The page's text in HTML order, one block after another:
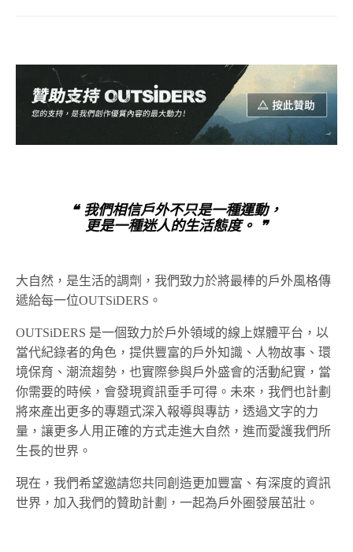
❝ 我們相信戶外不只是一種運動，
更是一種迷人的生活態度。 ❞
大自然，是生活的調劑，我們致力於將最棒的戶外風格傳
遞給每一位OUTSiDERS。
OUTSiDERS 是一個致力於戶外領域的線上媒體平台，以
當代紀錄者的角色，提供豐富的戶外知識、人物故事、環
境保育、潮流趨勢，也實際參與戶外盛會的活動紀實，當
你需要的時候，會發現資訊垂手可得。未來，我們也計劃
將來產出更多的專題式深入報導與專訪，透過文字的力
量，讓更多人用正確的方式走進大自然，進而愛護我們所
生長的世界。
現在，我們希望邀請您共同創造更加豐富、有深度的資訊
世界，加入我們的贊助計劃，一起為戶外圈發展茁壯。